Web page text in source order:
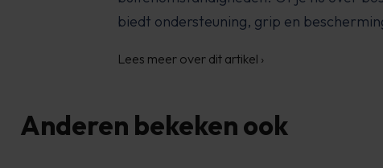
biedt ondersteuning, grip en
Lees meer over dit artikel ›
Anderen bekeken ook